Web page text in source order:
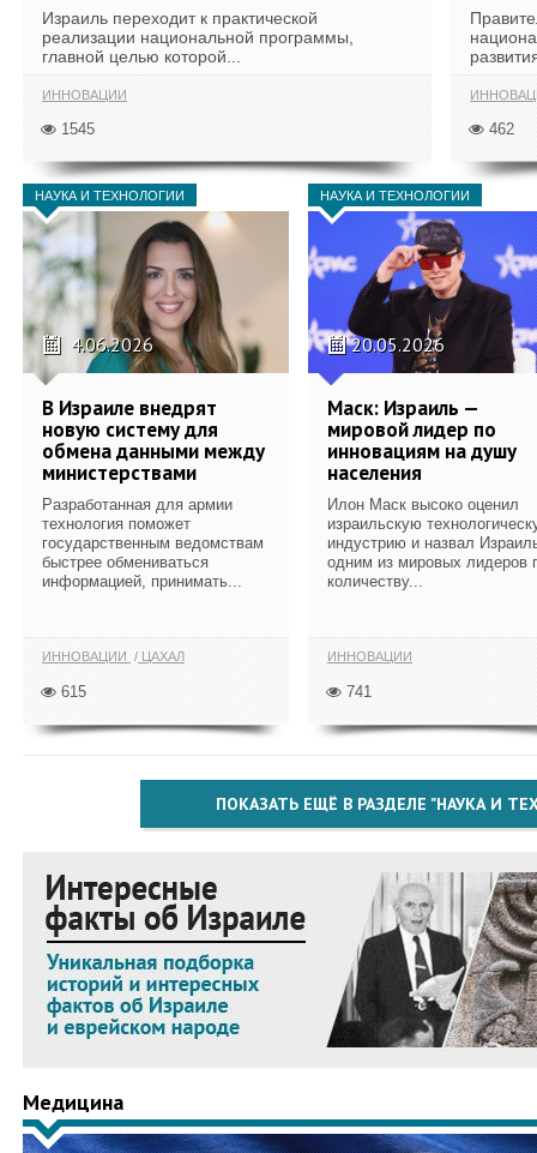
Израиль переходит к практической
реализации национальной программы,
главной целью которой...
ИННОВАЦИИ
1545 462
НАУКА И ТЕХНОЛОГИИ
4.06.2026
В Израиле внедрят
новую систему для
обмена данными между
министерствами
Разработанная для армии
технология поможет
государственным ведомствам
быстрее обмениваться
информацией, принимать...
ИННОВАЦИИ ЦАХАЛ
615
НАУКА И ТЕХНОЛОГИИ
20.05.2026
Маск: Израиль —
мировой лидер по
инновациям на душу
населения
Илон Маск высоко оценил
израильскую
индустрию и назвал
одним из мировых лидеров
количеству...
ИННОВАЦИИ
741
ПОКАЗАТЬ ЕЩЁ В РАЗДЕЛЕ "НАУКА И
Медицина